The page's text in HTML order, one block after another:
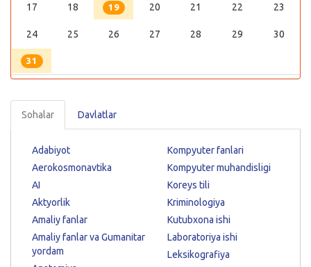
17 18 19 20 21 22 23
24 25 26 27 28 29 30
31
Sohalar Davlatlar
Adabiyot
Aerokosmonavtika
AI
Aktyorlik
Amaliy fanlar
Amaliy fanlar va Gumanitar
yordam
Kompyuter fanlari
Kompyuter muhandisligi
Koreys tili
Kriminologiya
Kutubxona ishi
Laboratoriya ishi
Leksikografiya